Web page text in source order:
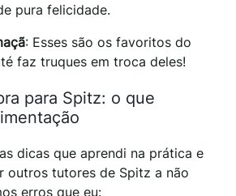
pura felicidade.
: Esses são os favoritos do
faz truques em troca deles!
para Spitz: o que
dicas que aprendi na prática e
outros tutores de Spitz a não
erros que eu: